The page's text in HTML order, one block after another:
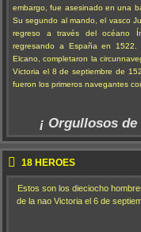
embargo, fue asesinado en una
Su segundo al mando, el vasco
regreso a través del océano
regresando a España en 1522.
Elcano, completaron la
Victoria el 8 de septiembre de
fueron los primeros navegantes
¡ Orgullosos
18 HEROES
Estos son los dieciocho
de la nao Victoria el 6 de